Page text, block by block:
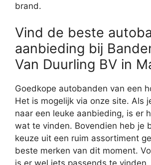
brand.
Vind de beste
aanbieding bij
Van Duurling BV in
Goedkope autobanden van een
Het is mogelijk via onze site. Als
naar een leuke aanbieding, is er
wat te vinden. Bovendien heb je
keuze uit een ruim assortiment
beste merken van dit moment.